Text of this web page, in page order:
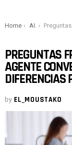
You are here:
Home AI. Preguntas frecuentes dinámicas y agente
PREGUNTAS
AGENTE
DIFERENCIAS
by EL_MOUSTAKO